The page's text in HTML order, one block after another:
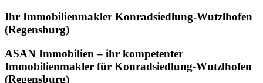
Ihr Immobilienmakler Konradsiedlung-Wutzlhofen
(Regensburg)
ASAN Immobilien – ihr kompetenter
Immobilienmakler für Konradsiedlung-Wutzlhofen
(Regensburg)